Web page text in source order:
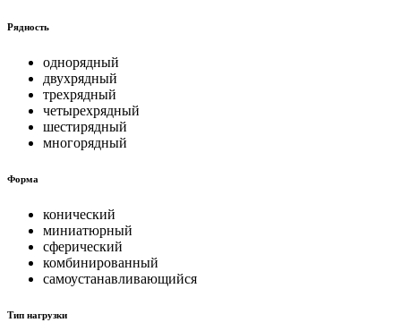
Рядность
однорядный
двухрядный
трехрядный
четырехрядный
шестирядный
многорядный
Форма
конический
миниатюрный
сферический
комбинированный
самоустанавливающийся
Тип нагрузки